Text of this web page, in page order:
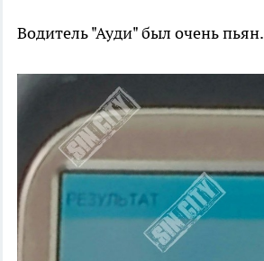
Водитель "Ауди" был очень пьян.